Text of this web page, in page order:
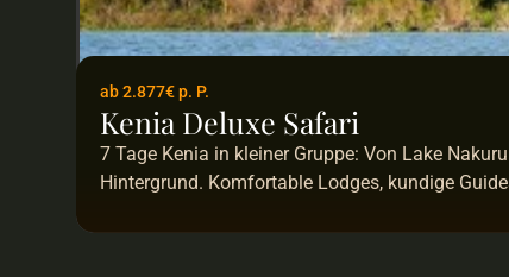
ab 2.877€ p. P.
Kenia Deluxe Safari
7 Tage Kenia in kleiner Gruppe: Von Lake
Hintergrund. Komfortable Lodges, kundige